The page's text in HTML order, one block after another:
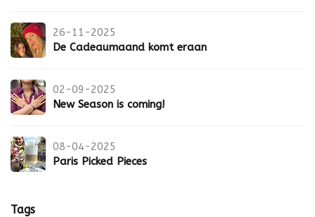
26-11-2025
De Cadeaumaand komt eraan
02-09-2025
New Season is coming!
08-04-2025
Paris Picked Pieces
Tags